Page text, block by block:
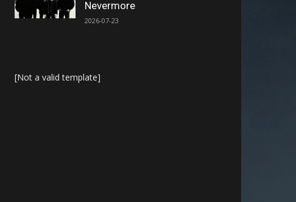
Nevermore
2026-07-23
[Not a valid template]